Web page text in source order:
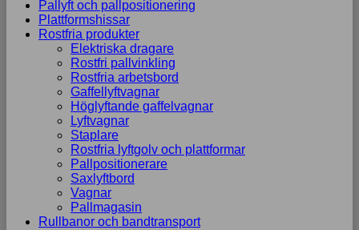
Pallyft och pallpositionering
Plattformshissar
Rostfria produkter
Elektriska dragare
Rostfri pallvinkling
Rostfria arbetsbord
Gaffellyftvagnar
Höglyftande gaffelvagnar
Lyftvagnar
Staplare
Rostfria lyftgolv och plattformar
Pallpositionerare
Saxlyftbord
Vagnar
Pallmagasin
Rullbanor och bandtransport